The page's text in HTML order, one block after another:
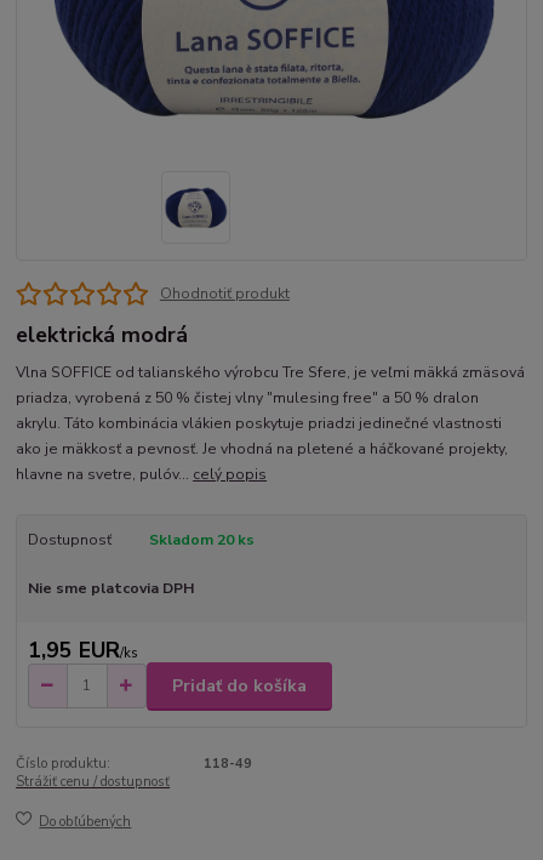
Ohodnotiť produkt
elektrická modrá
Vlna SOFFICE od talianského výrobcu Tre Sfere, je veľmi mäkká zmäsová
priadza, vyrobená z 50 % čistej vlny "mulesing free" a 50 % dralon
akrylu. Táto kombinácia vlákien poskytuje priadzi jedinečné vlastnosti
ako je mäkkosť a pevnosť. Je vhodná na pletené a háčkované projekty,
hlavne na svetre, pulóv... celý popis
Dostupnosť Skladom 20 ks
Nie sme platcovia DPH
1,95 EUR/ks
Pridať do košíka
Číslo produktu:
118-49
Strážiť cenu / dostupnosť
Do obľúbených